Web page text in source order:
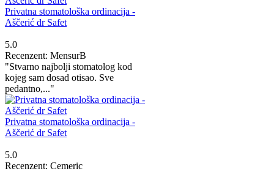
Privatna stomatološka ordinacija -
Aščerić dr Safet
5.0
Recenzent: MensurB
"Stvarno najbolji stomatolog kod
kojeg sam dosad otisao. Sve
pedantno,..."
Privatna stomatološka ordinacija -
Aščerić dr Safet
5.0
Recenzent: Cemeric